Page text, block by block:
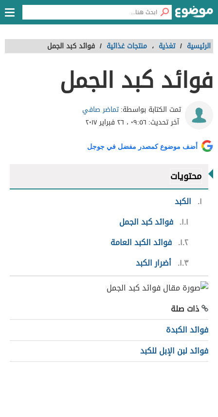
الرئيسية / تغذية ، منتجات غذائية / فوائد كبد الجمل
فوائد كبد الجمل
تمت الكتابة بواسطة:تماضر صافي
آخر تحديث: ٠٩:٥٦ ، ٢٦ فبراير ٢٠١٧
أضف موضوع كمصدر مفضل في جوجل
محتويات
١
الكبد
١.١ فوائد كبد الجمل
١.٢ فوائد الكبد العامة
١.٣ أضرار الكبد
ذات صلة
فوائد الكبدة
فوائد لبن الإبل للكبد